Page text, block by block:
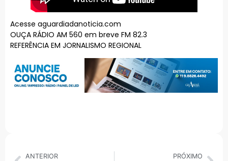
Acesse aguardiadanoticia.com
OUÇA RÁDIO AM 560 em breve FM 82.3
REFERÊNCIA EM JORNALISMO REGIONAL
ANTERIOR PRÓXIMO